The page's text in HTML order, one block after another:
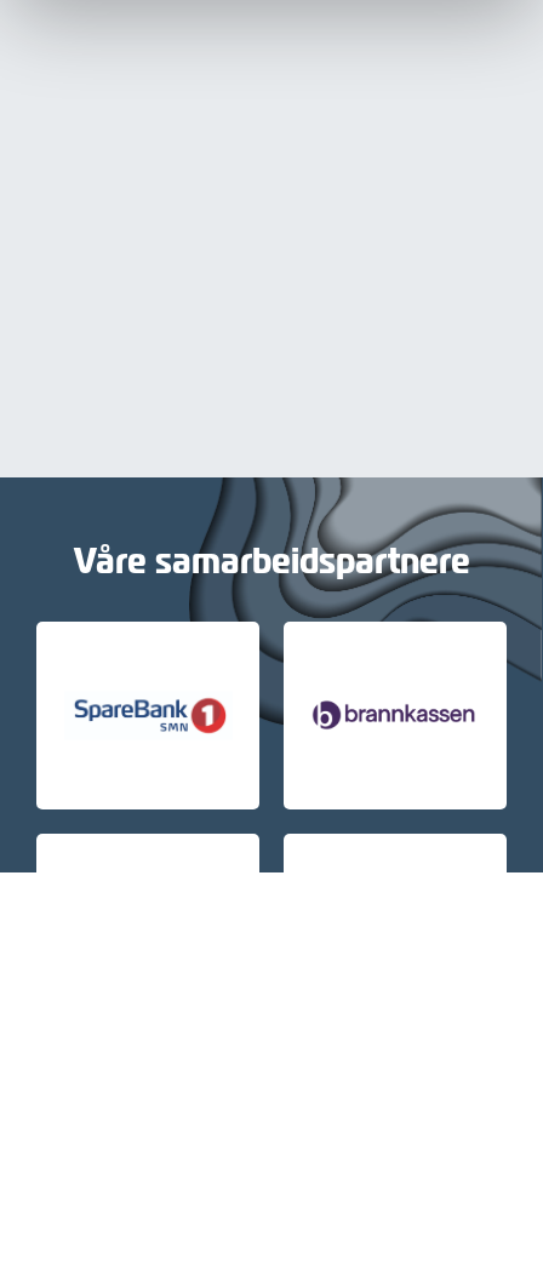
Våre samarbeidspartnere